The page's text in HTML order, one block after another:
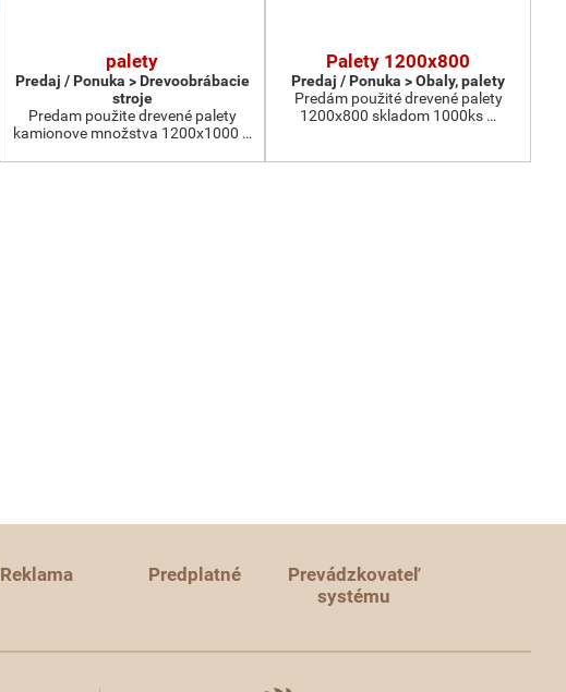
palety
Predaj / Ponuka > Drevoobrábacie
stroje
Predam použite drevené palety
kamionove množstva 1200x1000 …
Palety 1200x800
Predaj / Ponuka > Obaly, palety
Predám použité drevené palety
1200x800 skladom 1000ks …
Reklama Predplatné
Prevádzkovateľ
systému